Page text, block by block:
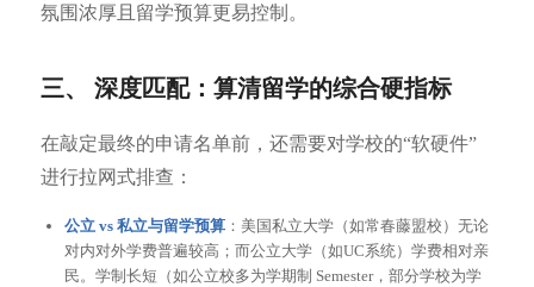
氛围浓厚且留学预算更易控制。
三、 深度匹配：算清留学的综合硬指标
在敲定最终的申请名单前，还需要对学校的“软硬件”
进行拉网式排查：
公立 vs 私立与留学预算：美国私立大学（如常春藤盟校）无论
对内对外学费普遍较高；而公立大学（如UC系统）学费相对亲
民。学制长短（如公立校多为学期制 Semester，部分学校为学